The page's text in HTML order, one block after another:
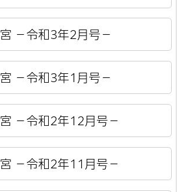
－令和3年2月号－
－令和3年1月号－
－令和2年12月号－
－令和2年11月号－